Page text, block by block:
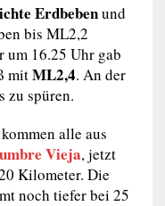
Erdbebenund
bis ML2,2
um 16.25 Uhr gab
mitML2,4. An der
zu spüren.
alle aus
Vieja, jetzt
Kilometer. Die
noch tiefer bei 25